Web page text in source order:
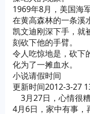
1969年8月，美国海
在黄高森林的一条溪
凯文迪刚深下手，就
刻砍下他的手臂。
令人吃惊地是，砍下
化为了一摊血水。
小说请假时间
更新时间2012-3-27
3月27日，心情很
4月6日，家中有事，